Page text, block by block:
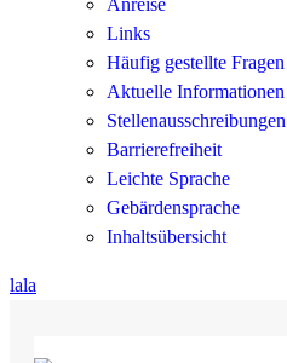
Anreise
Links
Häufig gestellte Fragen
Aktuelle Informationen
Stellenausschreibungen
Barrierefreiheit
Leichte Sprache
Gebärdensprache
Inhaltsübersicht
lala